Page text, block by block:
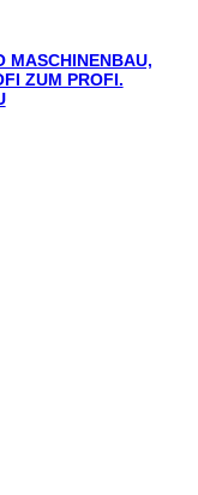
MASCHINENBAU,
ZUM PROFI.